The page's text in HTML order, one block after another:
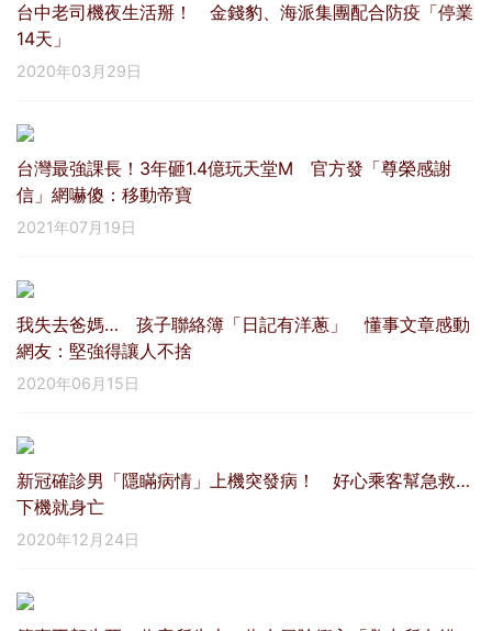
台中老司機夜生活掰！ 金錢豹、海派集團配合防疫「停業
14天」
2020年03月29日
台灣最強課長！3年砸1.4億玩天堂M 官方發「尊榮感謝
信」網嚇傻：移動帝寶
2021年07月19日
我失去爸媽… 孩子聯絡簿「日記有洋蔥」 懂事文章感動
網友：堅強得讓人不捨
2020年06月15日
新冠確診男「隱瞞病情」上機突發病！ 好心乘客幫急救…
下機就身亡
2020年12月24日